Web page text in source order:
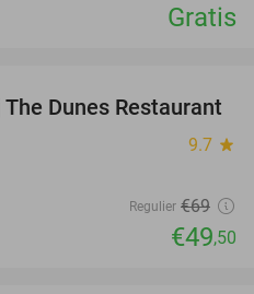
Gratis
28%
Dunes Restaurant
9.7 star
Regulier €69
€49,50